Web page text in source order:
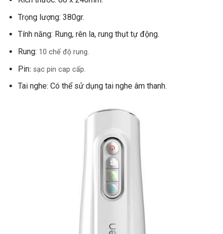
Trọng lượng: 380gr.
Tính năng: Rung, rên la, rung thụt tự động.
Rung: 10 chế độ rung.
Pin: sạc pin cap cấp.
Tai nghe: Có thể sử dụng tai nghe âm thanh.